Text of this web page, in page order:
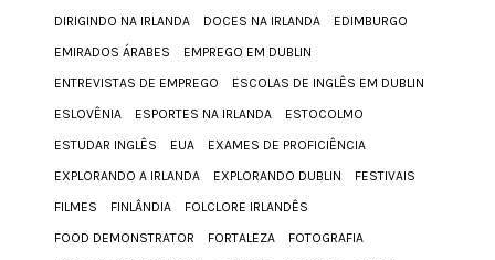
DIRIGINDO NA IRLANDA
DOCES NA IRLANDA
EDIMBURGO
EMIRADOS ÁRABES
EMPREGO EM DUBLIN
ENTREVISTAS DE EMPREGO
ESCOLAS DE INGLÊS EM DUBLIN
ESLOVÊNIA
ESPORTES NA IRLANDA
ESTOCOLMO
ESTUDAR INGLÊS
EUA
EXAMES DE PROFICIÊNCIA
EXPLORANDO A IRLANDA
EXPLORANDO DUBLIN
FESTIVAIS
FILMES
FINLÂNDIA
FOLCLORE IRLANDÊS
FOOD DEMONSTRATOR
FORTALEZA
FOTOGRAFIA